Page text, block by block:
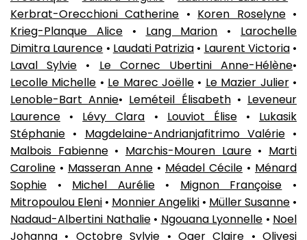
Kerbrat-Orecchioni Catherine • Koren Roselyne•
Krieg-Planque Alice• Lang Marion • Larochelle
Dimitra Laurence • Laudati Patrizia • Laurent Victoria•
Laval Sylvie • Le Cornec Ubertini Anne-Hélène•
Lecolle Michelle • Le Marec Joëlle • Le Mazier Julier•
Lenoble-Bart Annie• Leméteil Élisabeth• Leveneur
Laurence • Lévy Clara • Louviot Élise• Lukasik
Stéphanie • Magdelaine-Andrianjafitrimo Valérie•
Malbois Fabienne• Marchis-Mouren Laure• Marti
Caroline • Masseran Anne • Méadel Cécile • Ménard
Sophie • Michel Aurélie• Mignon Françoise •
Mitropoulou Eleni • Monnier Angeliki • Müller Susanne •
Nadaud-Albertini Nathalie• Ngouana Lyonnelle • Noel
Johanna • Octobre Sylvie • Oger Claire • Olivesi